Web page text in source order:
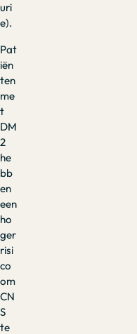
uri
e).
Pat
iën
ten
me
t
DM
2
he
bb
en
een
ho
ger
risi
co
om
CN
S
te